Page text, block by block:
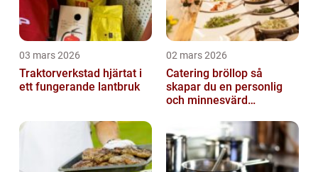
03 mars 2026
Traktorverkstad hjärtat i
ett fungerande lantbruk
02 mars 2026
Catering bröllop så
skapar du en personlig
och minnesvärd